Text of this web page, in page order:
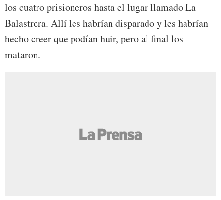
los cuatro prisioneros hasta el lugar llamado La
Balastrera. Allí les habrían disparado y les habrían
hecho creer que podían huir, pero al final los
mataron.